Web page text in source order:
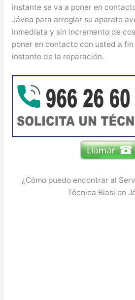
instante se va a poner en
Jávea para arreglar su aparato
inmediata y sin incremento de
poner en contacto con usted a
instante de la reparación.
¿Cómo puedo encontrar al
Técnica Biasi en